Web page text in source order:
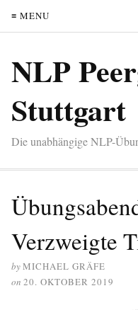
≡ MENU
NLP
Stuttgart
Die unabhängige NLP-
Verzweigte
byMICHAEL GRÄFE
on 20. OKTOBER 2019